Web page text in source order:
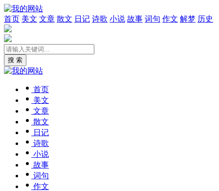
首页 美文 文章 散文 日记 诗歌 小说 故事 词句 作文 解梦 历史
搜 索
首页
美文
文章
散文
日记
诗歌
小说
故事
词句
作文